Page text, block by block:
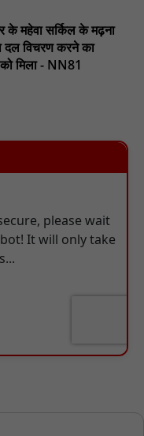
के महेवा सर्किल के मढ़ना
दल विचरण करने का
मिला - NN81